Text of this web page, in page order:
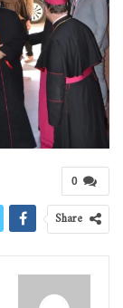
0
Share